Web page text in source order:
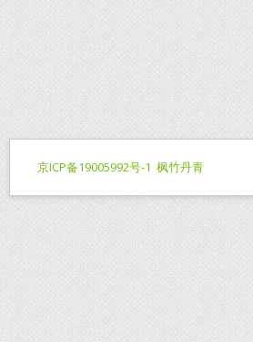
京ICP备19005992号-1 枫竹丹青